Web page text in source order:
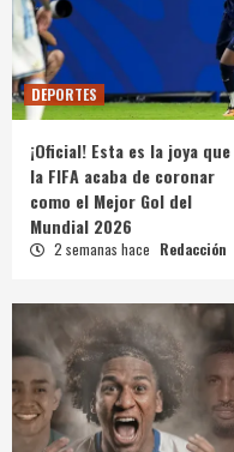
DEPORTES
¡Oficial! Esta es la joya que
la FIFA acaba de coronar
como el Mejor Gol del
Mundial 2026
2 semanas hace Redacción